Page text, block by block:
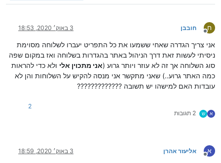
ח
מנותק
חובבן 3 באוק׳ 2020, 18:53
אני צריך הגדרה שאחי ששמעו את כל התפריט יעברו לשלוחה מסוימת
ניסיתי לעשות זאת דרך הניהול באתר בהגדרות בשלוחה ואז במקום שפה
סוג השלוחה אך זה לא עוזר ויותר גרוע (אני מתכוין אלי ולא כדי להראות
כמה האתר גרוע..) שאני מתקשר אני מנסה להקיש על השלוחות והן לא
עובדות האם למישהו יש תשובה ?????????????
א ש 2 תגובות
2
א
מנותק
אליעזר אהרן 3 באוק׳ 2020, 18:59